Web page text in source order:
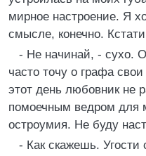
мирное настроение. Я
смысле, конечно.
- Не начинай, - сухо.
часто точу о графа
этот день любовник не
помоечным ведром для
остроумия. Не буду
- Как скажешь.